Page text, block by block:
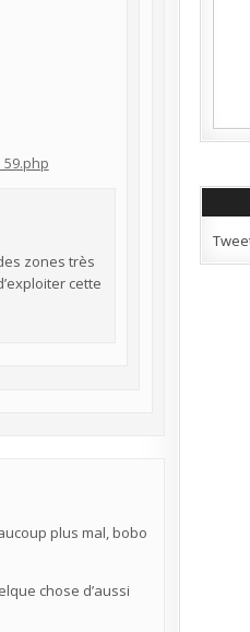
zones très
cette
plus mal, bobo
chose d’aussi